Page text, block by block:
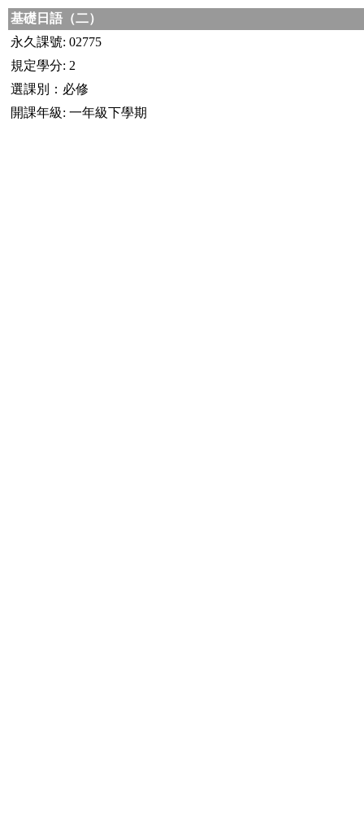
基礎日語（二）
永久課號: 02775
規定學分: 2
選課別：必修
開課年級: 一年級下學期